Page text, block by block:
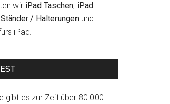
wir iPad Taschen, iPad
/ Halterungen und
iPad.
gibt es zur Zeit über 80.000